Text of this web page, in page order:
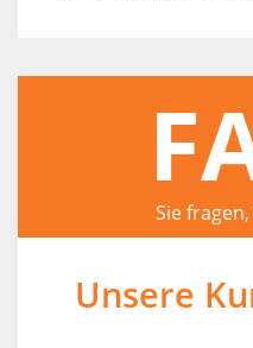
Sie
Unsere